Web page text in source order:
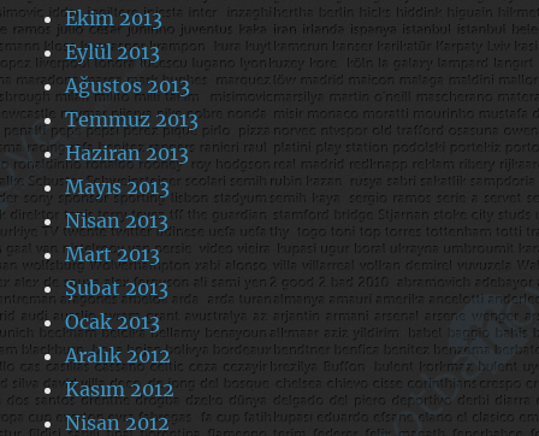
Ekim 2013
Eylül 2013
Ağustos 2013
Temmuz 2013
Haziran 2013
Mayıs 2013
Nisan 2013
Mart 2013
Şubat 2013
Ocak 2013
Aralık 2012
Kasım 2012
Nisan 2012